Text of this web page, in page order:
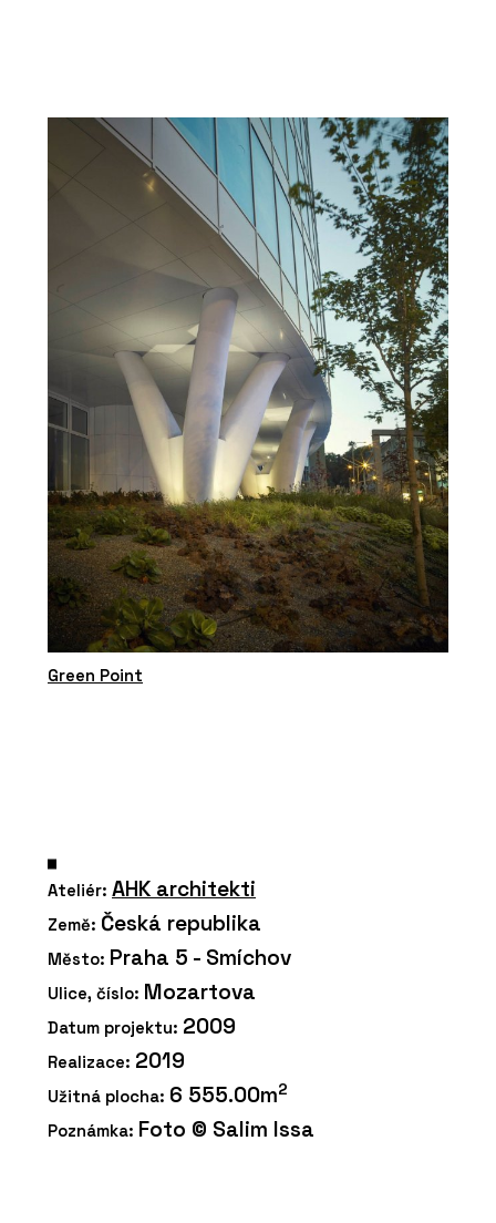
Green Point
Ateliér: AHK architekti
Země: Česká republika
Město: Praha 5 - Smíchov
Ulice, číslo: Mozartova
Datum projektu: 2009
Realizace: 2019
Užitná plocha: 6 555.00m2
Poznámka: Foto © Salim Issa